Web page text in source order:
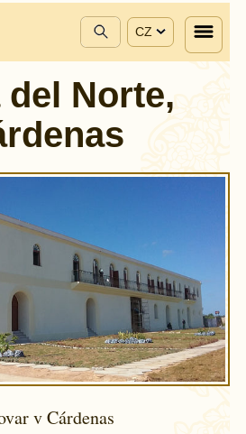
CZ
del Norte,
v Cárdenas